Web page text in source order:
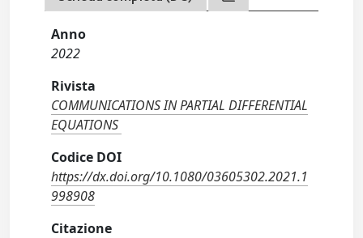
Anno
2022
Rivista
COMMUNICATIONS IN PARTIAL DIFFERENTIAL
EQUATIONS
Codice DOI
https://dx.doi.org/10.1080/03605302.2021.1
998908
Citazione